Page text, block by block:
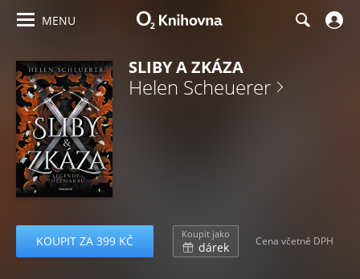
MENU
SLIBY A ZKÁZA
Helen Scheuerer
KOUPIT ZA 399 KČ Koupit jako
dárek Cena včetně DPH